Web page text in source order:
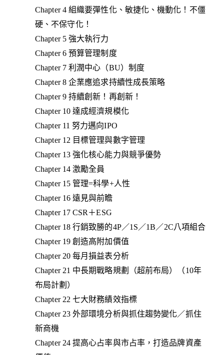
Chapter 4 組織要彈性化、敏捷化、機動化！不僵
硬、不保守化！
Chapter 5 強大執行力
Chapter 6 預算管理制度
Chapter 7 利潤中心（BU）制度
Chapter 8 企業應追求持續性成長策略
Chapter 9 持續創新！再創新！
Chapter 10 達成經濟規模化
Chapter 11 努力邁向IPO
Chapter 12 目標管理與數字管理
Chapter 13 強化核心能力與競爭優勢
Chapter 14 激勵全員
Chapter 15 管理=科學+人性
Chapter 16 遠見與前瞻
Chapter 17 CSR＋ESG
Chapter 18 行銷致勝的4P／1S／1B／2C八項組合
Chapter 19 創造高附加價值
Chapter 20 每月損益表分析
Chapter 21 中長期戰略規劃（超前布局）（10年
布局計劃）
Chapter 22 七大財務績效指標
Chapter 23 外部環境分析與抓住趨勢變化／抓住
新商機
Chapter 24 提高心占率與市占率，打造品牌資產